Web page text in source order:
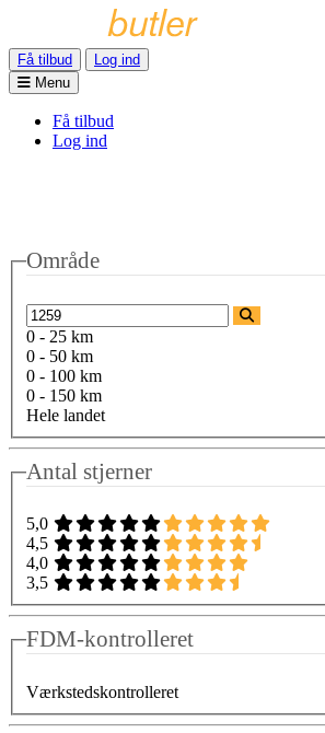
Få tilbud
Log ind
Menu
Få tilbud
Log ind
Område
0 - 25 km
0 - 50 km
0 - 100 km
0 - 150 km
Hele landet
Antal stjerner
5,0
4,5
4,0
3,5
FDM-kontrolleret
Værkstedskontrolleret